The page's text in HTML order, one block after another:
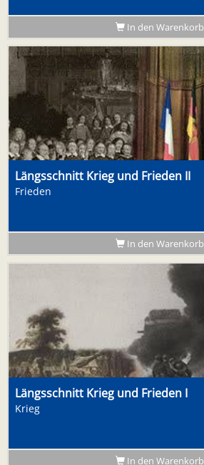
In den Warenkorb
Längsschnitt Krieg und Frieden II
Frieden
In den Warenkorb
Längsschnitt Krieg und Frieden I
Krieg
In den Warenkorb